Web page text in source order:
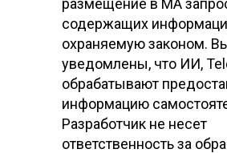
размещение в МА
содержащих
охраняемую законом.
уведомлены, что ИИ,
обрабатывают
информацию
Разработчик не несет
ответственность за